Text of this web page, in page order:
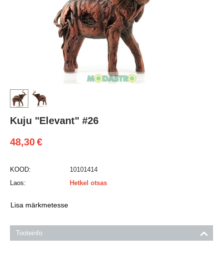
Kuju "Elevant" #26
48,30€
KOOD:
10101414
Laos:
Hetkel otsas
Lisa märkmetesse
Tooteinfo